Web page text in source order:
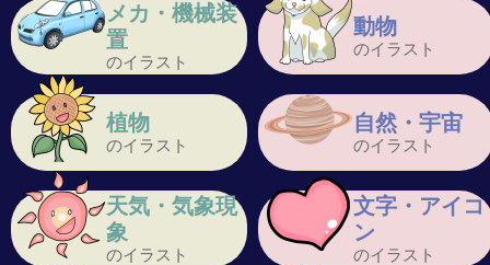
メカ・機械装
置
のイラスト
動物
のイラスト
植物
のイラスト
自然・宇宙
のイラスト
天気・気象現
象
のイラスト
文字・アイコ
ン
のイラスト